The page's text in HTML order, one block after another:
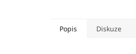
Popis Diskuze